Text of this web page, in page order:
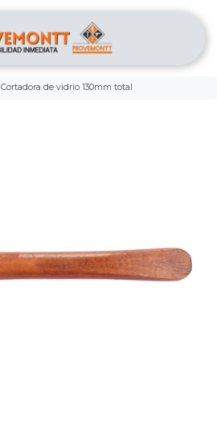
Cortadora de vidrio 130mm total